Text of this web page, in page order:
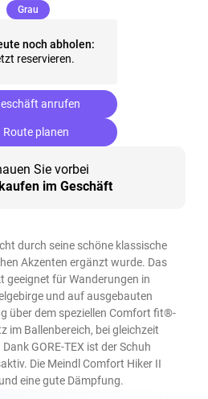
Grau (ausgewählt)
noch abholen:
reservieren.
anrufen
Route planen
Sie vorbei
im Geschäft
durch seine schöne klassische
Akzenten ergänzt wurde. Das
geeignet für Wanderungen in
und auf ausgebauten
über dem speziellen Comfort fit®-
im Ballenbereich, bei gleichzeit
GORE-TEX ist der Schuh
Die Meindl Comfort Hiker II
eine gute Dämpfung.